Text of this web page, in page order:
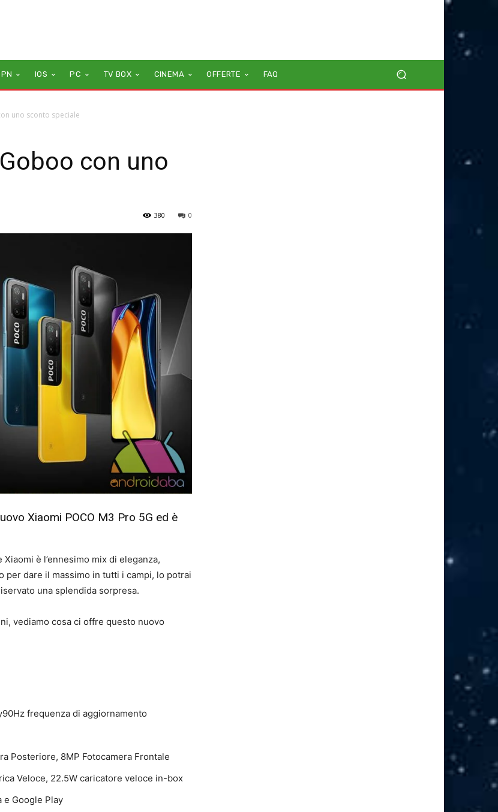
IOS PC TV BOX CINEMA OFFERTE FAQ
uno sconto speciale
con uno
0
380
Xiaomi POCO M3 Pro 5G ed è
è l’ennesimo mix di eleganza,
per dare il massimo in tutti i campi, lo potrai
una splendida sorpresa.
vediamo cosa ci offre questo nuovo
frequenza di aggiornamento
Posteriore, 8MP Fotocamera Frontale
Veloce, 22.5W caricatore veloce in-box
e Google Play